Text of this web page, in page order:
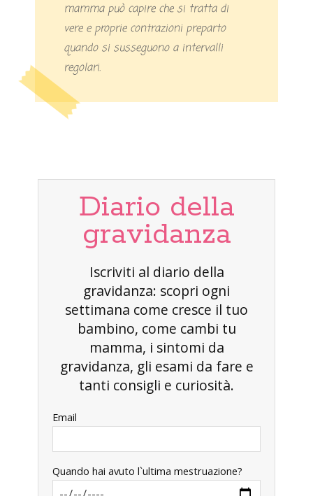
mamma può capire che si tratta di
vere e proprie contrazioni preparto
quando si susseguono a intervalli
regolari.
Diario della
gravidanza
Iscriviti al diario della
gravidanza: scopri ogni
settimana come cresce il tuo
bambino, come cambi tu
mamma, i sintomi da
gravidanza, gli esami da fare e
tanti consigli e curiosità.
Email
Quando hai avuto l`ultima mestruazione?